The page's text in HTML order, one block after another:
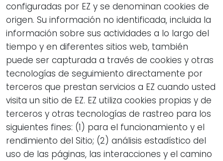
configuradas por EZ y se denominan cookies de
origen. Su información no identificada, incluida la
información sobre sus actividades a lo largo del
tiempo y en diferentes sitios web, también
puede ser capturada a través de cookies y otras
tecnologías de seguimiento directamente por
terceros que prestan servicios a EZ cuando usted
visita un sitio de EZ. EZ utiliza cookies propias y de
terceros y otras tecnologías de rastreo para los
siguientes fines: (1) para el funcionamiento y el
rendimiento del Sitio; (2) análisis estadístico del
uso de las páginas, las interacciones y el camino